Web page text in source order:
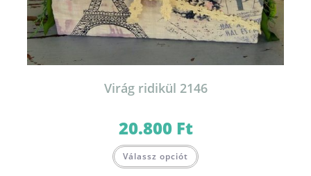
Virág ridikül 2146
20.800 Ft
Válassz opciót